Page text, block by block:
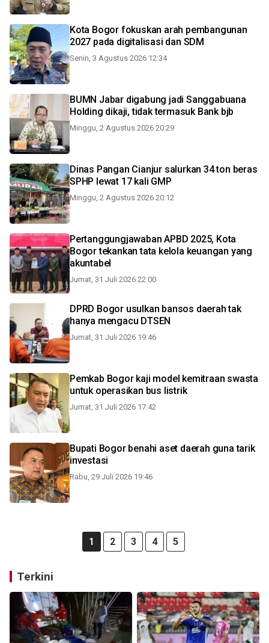
Kota Bogor fokuskan arah pembangunan
2027 pada digitalisasi dan SDM
Senin, 3 Agustus 2026 12:34
BUMN Jabar digabung jadi Sanggabuana
Holding dikaji, tidak termasuk Bank bjb
Minggu, 2 Agustus 2026 20:29
Dinas Pangan Cianjur salurkan 34 ton beras
SPHP lewat 17 kali GMP
Minggu, 2 Agustus 2026 20:12
Pertanggungjawaban APBD 2025, Kota
Bogor tekankan tata kelola keuangan yang
akuntabel
Jumat, 31 Juli 2026 22:00
DPRD Bogor usulkan bansos daerah tak
hanya mengacu DTSEN
Jumat, 31 Juli 2026 19:46
Pemkab Bogor kaji model kemitraan swasta
untuk operasikan bus listrik
Jumat, 31 Juli 2026 17:42
Bupati Bogor benahi aset daerah guna tarik
investasi
Rabu, 29 Juli 2026 19:46
1 2 3 4 5
Terkini